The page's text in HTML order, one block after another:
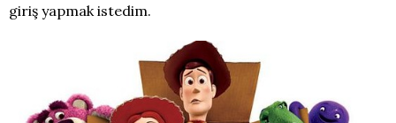
giriş yapmak istedim.